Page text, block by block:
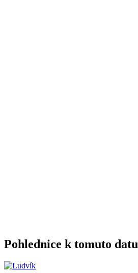
Pohlednice k tomuto datu